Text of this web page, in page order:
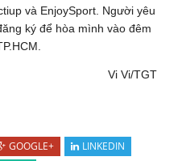
và EnjoySport. Người yêu
ký để hòa mình vào đêm
Vi Vi/TGT
GOOGLE+ LINKEDIN